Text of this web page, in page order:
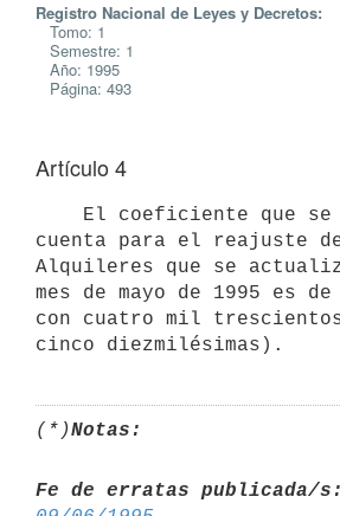
Registro Nacional de Leyes y Decretos:
Tomo: 1
Semestre: 1
Año: 1995
Página: 493
Artículo 4
cuenta para el reajuste
Alquileres que se
mes de mayo de 1995 es
con cuatro mil
cinco diezmilésimas).
(*)Notas:
Fe de erratas publicada/s: